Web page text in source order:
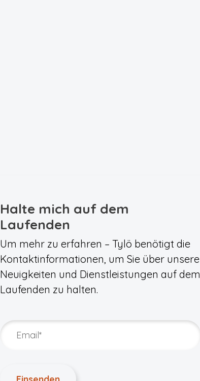
Halte mich auf dem
Laufenden
Um mehr zu erfahren – Tylö benötigt die
Kontaktinformationen, um Sie über unsere
Neuigkeiten und Dienstleistungen auf dem
Laufenden zu halten.